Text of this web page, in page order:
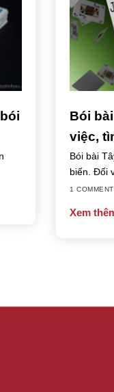
Bói
việc,
Bói bài
biến. Đối
1 COMMENT
Xem